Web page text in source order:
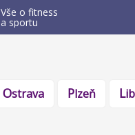
Vše o fitness
a sportu
Ostrava Plzeň